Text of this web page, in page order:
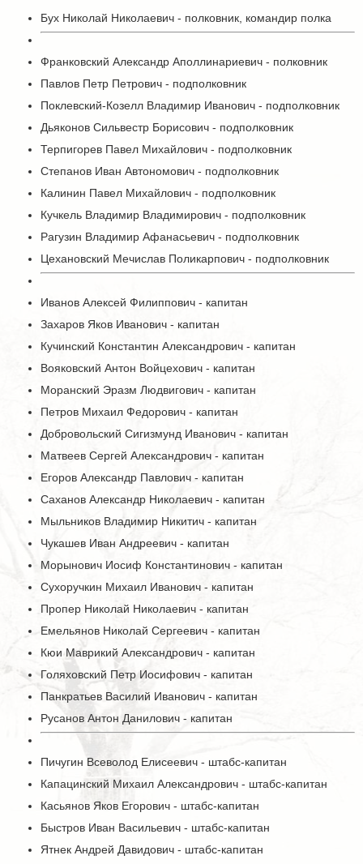
Бух Николай Николаевич - полковник, командир полка
Франковский Александр Аполлинариевич - полковник
Павлов Петр Петрович - подполковник
Поклевский-Козелл Владимир Иванович - подполковник
Дьяконов Сильвестр Борисович - подполковник
Терпигорев Павел Михайлович - подполковник
Степанов Иван Автономович - подполковник
Калинин Павел Михайлович - подполковник
Кучкель Владимир Владимирович - подполковник
Рагузин Владимир Афанасьевич - подполковник
Цехановский Мечислав Поликарпович - подполковник
Иванов Алексей Филиппович - капитан
Захаров Яков Иванович - капитан
Кучинский Константин Александрович - капитан
Вояковский Антон Войцехович - капитан
Моранский Эразм Людвигович - капитан
Петров Михаил Федорович - капитан
Добровольский Сигизмунд Иванович - капитан
Матвеев Сергей Александрович - капитан
Егоров Александр Павлович - капитан
Саханов Александр Николаевич - капитан
Мыльников Владимир Никитич - капитан
Чукашев Иван Андреевич - капитан
Морынович Иосиф Константинович - капитан
Сухоручкин Михаил Иванович - капитан
Пропер Николай Николаевич - капитан
Емельянов Николай Сергеевич - капитан
Кюи Маврикий Александрович - капитан
Голяховский Петр Иосифович - капитан
Панкратьев Василий Иванович - капитан
Русанов Антон Данилович - капитан
Пичугин Всеволод Елисеевич - штабс-капитан
Капацинский Михаил Александрович - штабс-капитан
Касьянов Яков Егорович - штабс-капитан
Быстров Иван Васильевич - штабс-капитан
Ятнек Андрей Давидович - штабс-капитан